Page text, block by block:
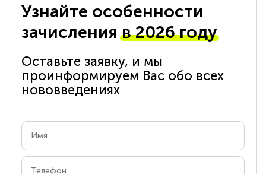
Узнайте особенности
зачисленияв 2026 году
Оставьте заявку, и мы
проинформируем Вас обо всех
нововведениях